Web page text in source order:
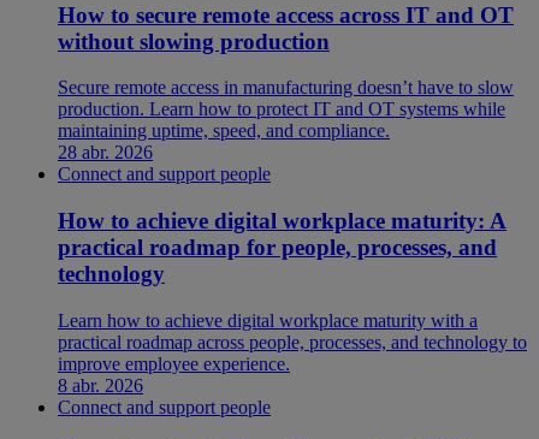
How to secure remote access across IT and OT
without slowing production
Secure remote access in manufacturing doesn’t have to slow
production. Learn how to protect IT and OT systems while
maintaining uptime, speed, and compliance.
28 abr. 2026
Connect and support people
How to achieve digital workplace maturity: A
practical roadmap for people, processes, and
technology
Learn how to achieve digital workplace maturity with a
practical roadmap across people, processes, and technology to
improve employee experience.
8 abr. 2026
Connect and support people